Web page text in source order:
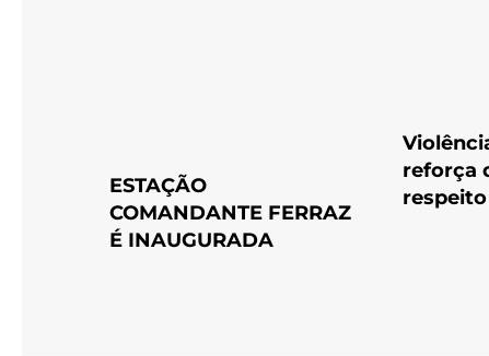
ESTAÇÃO
COMANDANTE FERRAZ
É INAUGURADA
reforça